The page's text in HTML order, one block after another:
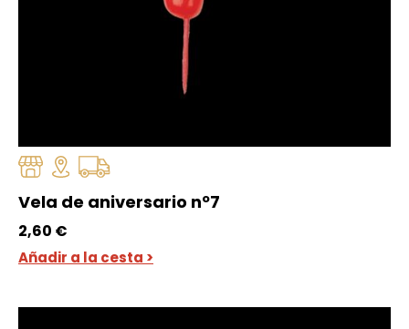
Vela de aniversario nº7
2,60 €
Añadir a la cesta >